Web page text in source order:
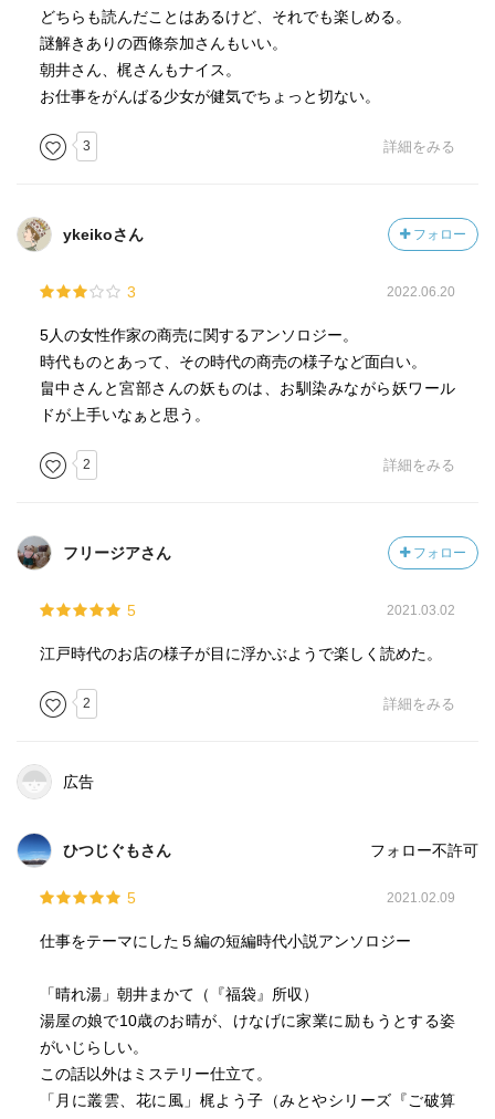
どちらも読んだことはあるけど、それでも楽しめる。
謎解きありの西條奈加さんもいい。
朝井さん、梶さんもナイス。
お仕事をがんばる少女が健気でちょっと切ない。
3 詳細をみる
ykeikoさん フォロー
3 2022.06.20
5人の女性作家の商売に関するアンソロジー。
時代ものとあって、その時代の商売の様子など面白い。
畠中さんと宮部さんの妖ものは、お馴染みながら妖ワール
ドが上手いなぁと思う。
2 詳細をみる
フリージアさん フォロー
5 2021.03.02
江戸時代のお店の様子が目に浮かぶようで楽しく読めた。
2 詳細をみる
広告
ひつじぐもさん フォロー不許可
5 2021.02.09
仕事をテーマにした５編の短編時代小説アンソロジー
「晴れ湯」朝井まかて（『福袋』所収）
湯屋の娘で10歳のお晴が、けなげに家業に励もうとする姿
がいじらしい。
この話以外はミステリー仕立て。
「月に叢雲、花に風」梶よう子（みとやシリーズ『ご破算